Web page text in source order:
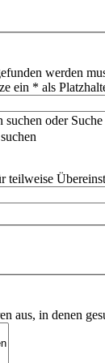
werden
ein * als
oder
teilweise
aus, in denen